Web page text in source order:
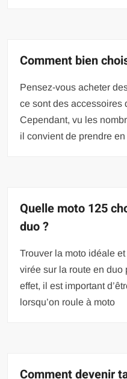
Comment bien
Pensez-vous acheter
ce sont des accessoires
Cependant, vu les
il convient de prendre
Quelle moto 125
duo ?
Trouver la moto idéale
virée sur la route en duo
effet, il est important
lorsqu’on roule à moto
Comment devenir